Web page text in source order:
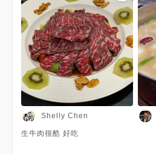
Shelly Chen
生牛肉很酷 好吃